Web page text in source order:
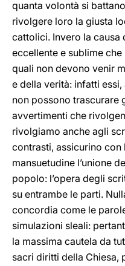
quanta volontà si
rivolgere loro la giusta
cattolici. Invero la causa
eccellente e sublime
quali non devono venir
e della verità: infatti
non possono trascurare
avvertimenti che
rivolgiamo anche agli
contrasti, assicurino con
mansuetudine l’unione
popolo: l’opera degli
su entrambe le parti.
concordia come le
simulazioni sleali:
la massima cautela da
sacri diritti della Chiesa,